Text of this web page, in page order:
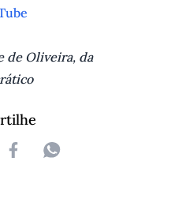
de Oliveira, da